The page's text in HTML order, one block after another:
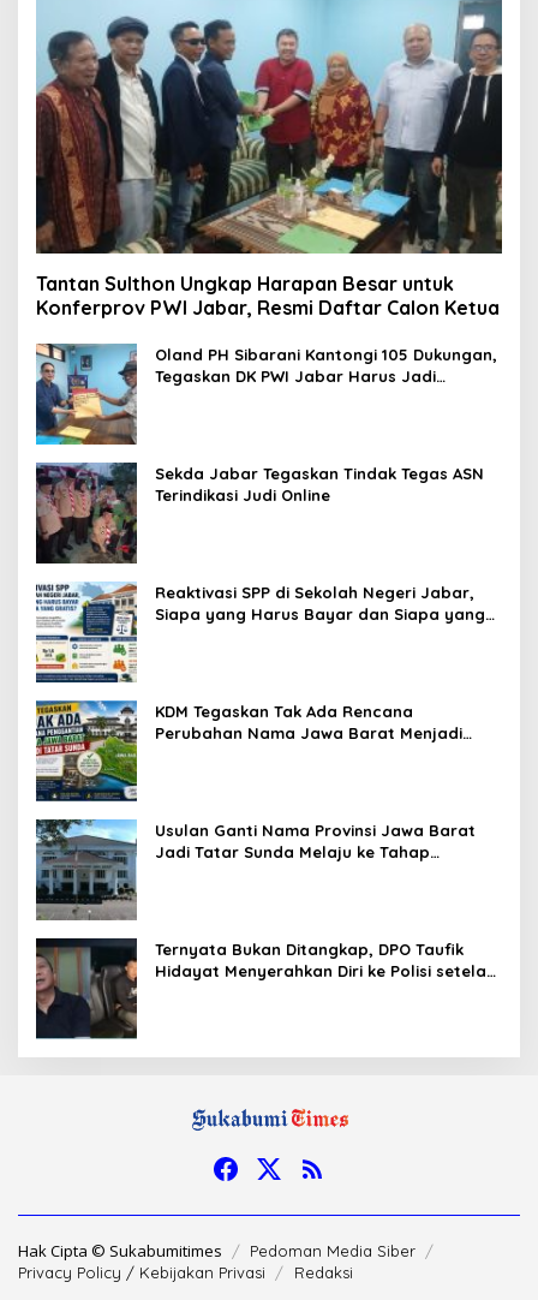
Tantan Sulthon Ungkap Harapan Besar untuk
Konferprov PWI Jabar, Resmi Daftar Calon Ketua
Oland PH Sibarani Kantongi 105 Dukungan,
Tegaskan DK PWI Jabar Harus Jadi
Sekda Jabar Tegaskan Tindak Tegas ASN
Terindikasi Judi Online
Reaktivasi SPP di Sekolah Negeri Jabar,
Siapa yang Harus Bayar dan Siapa yang
KDM Tegaskan Tak Ada Rencana
Perubahan Nama Jawa Barat Menjadi
Usulan Ganti Nama Provinsi Jawa Barat
Jadi Tatar Sunda Melaju ke Tahap
Ternyata Bukan Ditangkap, DPO Taufik
Hidayat Menyerahkan Diri ke Polisi setelah
Hak Cipta © Sukabumitimes
Pedoman Media Siber
Privacy Policy / Kebijakan Privasi
Redaksi